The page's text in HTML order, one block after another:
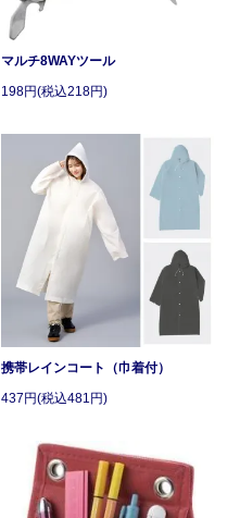
マルチ8WAYツール
198円(税込218円)
携帯レインコート（巾着付）
437円(税込481円)